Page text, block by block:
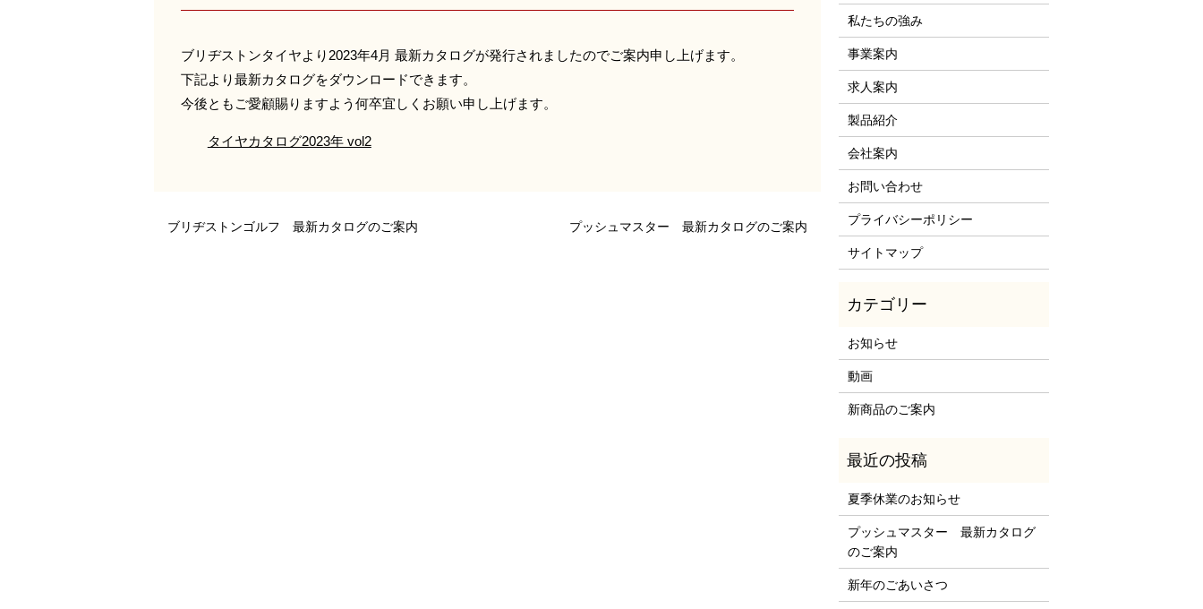
ブリヂストンタイヤより2023年4月 最新カタログが発行されましたのでご案内申し上げます。
下記より最新カタログをダウンロードできます。
今後ともご愛顧賜りますよう何卒宜しくお願い申し上げます。
タイヤカタログ2023年 vol2
ブリヂストンゴルフ 最新カタログのご案内 プッシュマスター 最新カタログのご案内
私たちの強み
事業案内
求人案内
製品紹介
会社案内
お問い合わせ
プライバシーポリシー
サイトマップ
お知らせ
動画
新商品のご案内
夏季休業のお知らせ
プッシュマスター 最新カタログ
のご案内
新年のごあいさつ